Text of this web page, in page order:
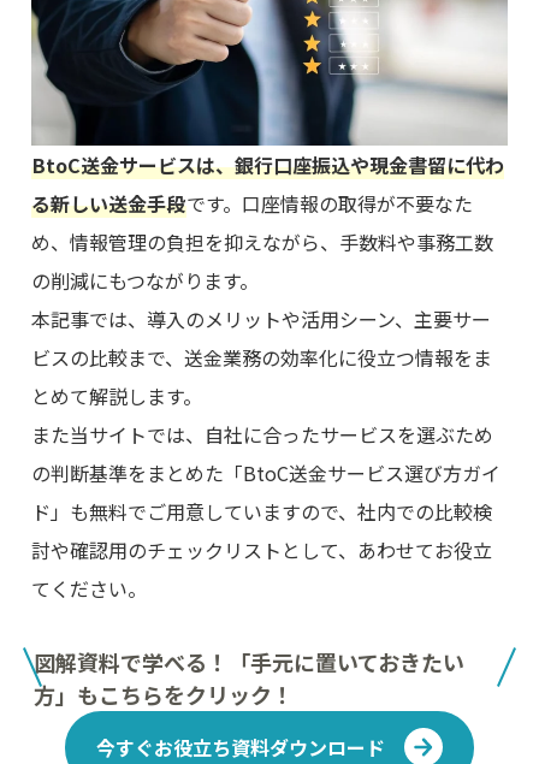
BtoC送金サービスは、銀行口座振込や現金書留に代わ
る新しい送金手段です。口座情報の取得が不要なた
め、情報管理の負担を抑えながら、手数料や事務工数
の削減にもつながります。
本記事では、導入のメリットや活用シーン、主要サー
ビスの比較まで、送金業務の効率化に役立つ情報をま
とめて解説します。
また当サイトでは、自社に合ったサービスを選ぶため
の判断基準をまとめた「BtoC送金サービス選び方ガイ
ド」も無料でご用意していますので、社内での比較検
討や確認用のチェックリストとして、あわせてお役立
てください。
図解資料で学べる！「手元に置いておきたい
方」もこちらをクリック！
今すぐお役立ち資料ダウンロード